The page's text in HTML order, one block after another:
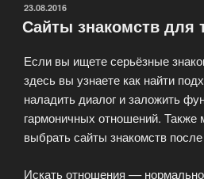
после
ОПУБЛИКОВАНО
23.08.2016
Сайты знакомств для
Если вы ищете серьёзные
здесь вы узнаете как найти
наладить диалог и заложить
гармоничных отношений. Также
выбрать сайты знакомств
Искать отношения ––